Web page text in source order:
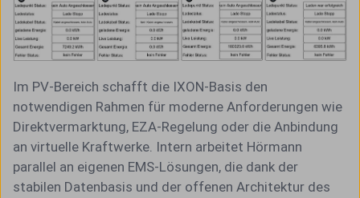
Im PV-Bereich schafft die IXON-Basis den
notwendigen Rahmen für moderne Anforderungen wie
Direktvermarktung, EZA-Regelung oder die Anbindung
an virtuelle Kraftwerke. Intern arbeitet Hörmann
parallel an eigenen EMS-Lösungen, die dank der
stabilen Datenbasis und der offenen Architektur des